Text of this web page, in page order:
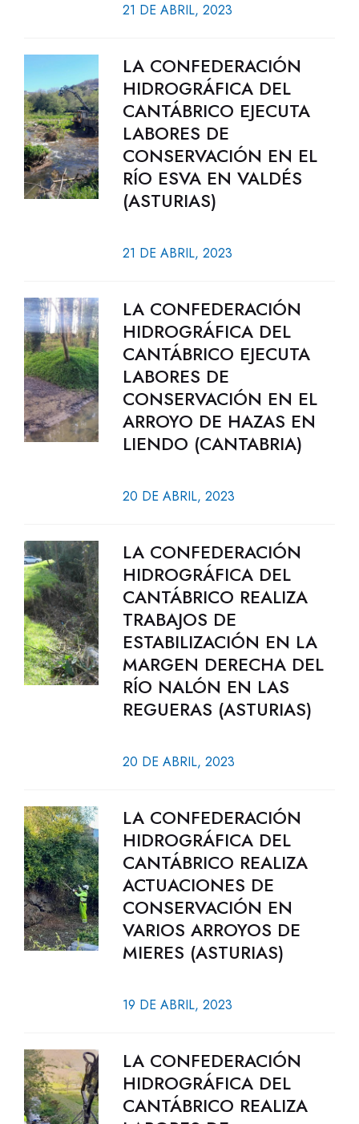
21 DE ABRIL, 2023
LA CONFEDERACIÓN
HIDROGRÁFICA DEL
CANTÁBRICO EJECUTA
LABORES DE
CONSERVACIÓN EN EL
RÍO ESVA EN VALDÉS
(ASTURIAS)
21 DE ABRIL, 2023
LA CONFEDERACIÓN
HIDROGRÁFICA DEL
CANTÁBRICO EJECUTA
LABORES DE
CONSERVACIÓN EN EL
ARROYO DE HAZAS EN
LIENDO (CANTABRIA)
20 DE ABRIL, 2023
LA CONFEDERACIÓN
HIDROGRÁFICA DEL
CANTÁBRICO REALIZA
TRABAJOS DE
ESTABILIZACIÓN EN LA
MARGEN DERECHA DEL
RÍO NALÓN EN LAS
REGUERAS (ASTURIAS)
20 DE ABRIL, 2023
LA CONFEDERACIÓN
HIDROGRÁFICA DEL
CANTÁBRICO REALIZA
ACTUACIONES DE
CONSERVACIÓN EN
VARIOS ARROYOS DE
MIERES (ASTURIAS)
19 DE ABRIL, 2023
LA CONFEDERACIÓN
HIDROGRÁFICA DEL
CANTÁBRICO REALIZA